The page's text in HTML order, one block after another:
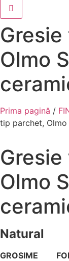
Olmo
Prima pagină /
tip parchet,
Olmo
Natural
GROSIME